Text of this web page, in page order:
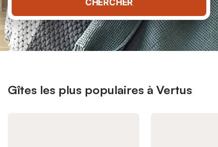
CHERCHER
Gîtes les plus populaires à Vertus